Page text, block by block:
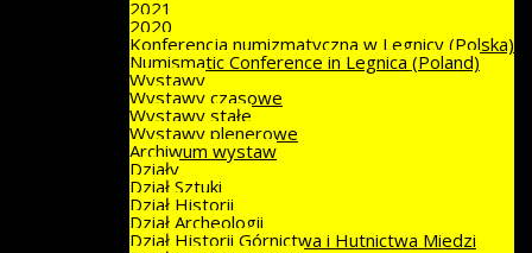
2021
2020
Konferencja numizmatyczna w Legnicy (Polska)
Numismatic Conference in Legnica (Poland)
Wystawy
Wystawy czasowe
Wystawy stałe
Wystawy plenerowe
Archiwum wystaw
Działy
Dział Sztuki
Dział Historii
Dział Archeologii
Dział Historii Górnictwa i Hutnictwa Miedzi